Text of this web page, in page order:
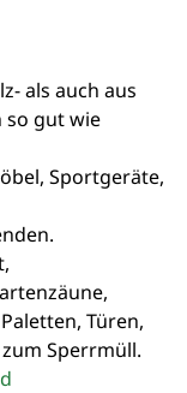
als auch aus
so gut wie
Sportgeräte,
Türen,
Sperrmüll.